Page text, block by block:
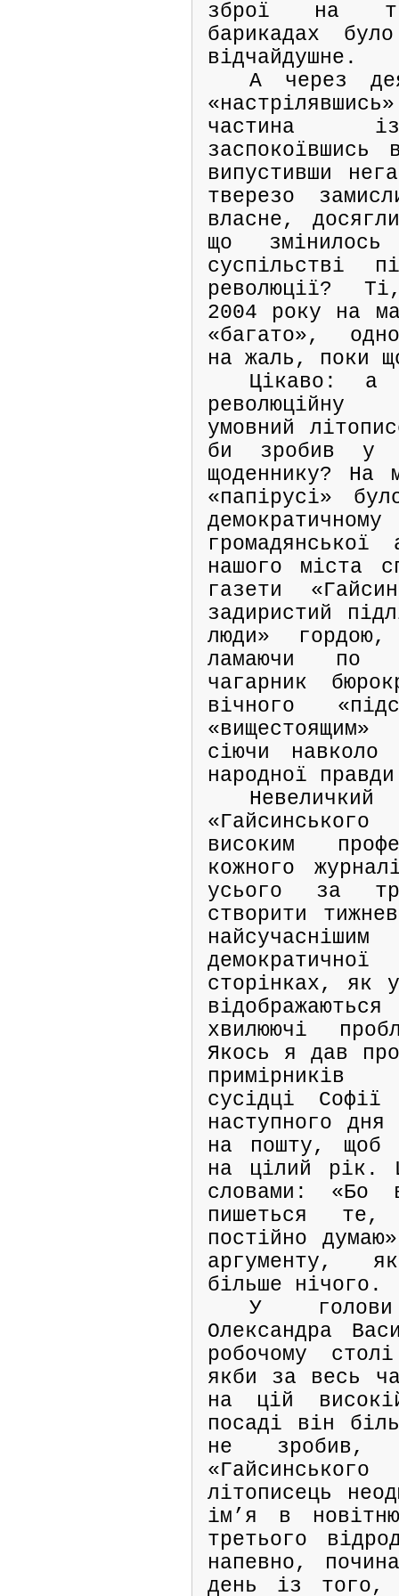
зброї на
барикадах
відчайдушне.
А через
частина
заспокоївшись
випустивши
тверезо
власне,
що
суспільстві
революції?
2004 року на
«багато»,
на жаль, поки
Цікаво:
умовний
би зробив у
щоденнику? На
«папірусі»
громадянської
нашого міста
газети
задиристий
люди» гордою,
ламаючи по
чагарник
вічного
сіючи навколо
народної
високим
кожного
усього за
створити
сторінках, як
хвилюючі
Якось я дав
примірників
сусідці
наступного
на пошту, щоб
на цілий рік.
словами: «Бо
пишеться
постійно
аргументу,
більше нічого.
У
Олександра
робочому
якби за весь
на цій
посаді він
не зробив,
літописець
ім’я в
третього
напевно,
день із того,